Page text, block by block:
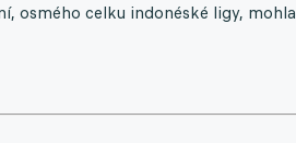
osmého celku indonéské ligy, mohla